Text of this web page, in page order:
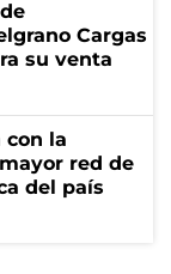
Cargas
su venta
con la
red de
del país